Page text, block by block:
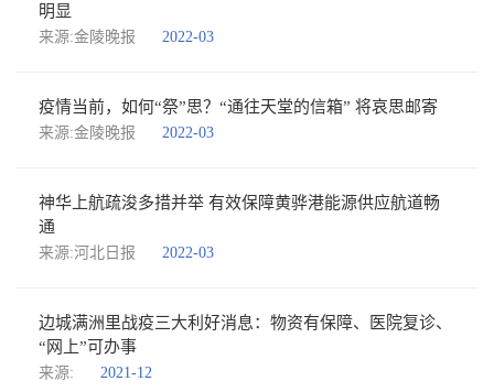
明显
来源:金陵晚报 2022-03
疫情当前，如何“祭”思？“通往天堂的信箱” 将哀思邮寄
来源:金陵晚报 2022-03
神华上航疏浚多措并举 有效保障黄骅港能源供应航道畅
通
来源:河北日报 2022-03
边城满洲里战疫三大利好消息：物资有保障、医院复诊、
“网上”可办事
来源: 2021-12